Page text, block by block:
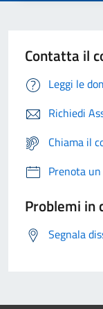
Contatta il
Leggi le
Richiedi
Chiama il
Prenota
Problemi in
Segnala